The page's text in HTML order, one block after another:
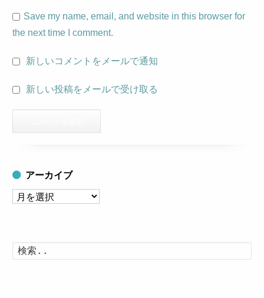
Save my name, email, and website in this browser for
the next time I comment.
新しいコメントをメールで通知
新しい投稿をメールで受け取る
アーカイブ
ア
イ
ブ
索